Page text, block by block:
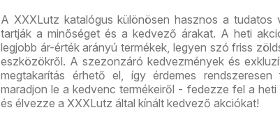
A XXXLutz katalógus különösen hasznos a tudatos
tartják a minőséget és a kedvező árakat. A heti
legjobb ár-érték arányú termékek, legyen szó friss
eszközökről. A szezonzáró kedvezmények és
megtakarítás érhető el, így érdemes
maradjon le a kedvenc termékeiről - fedezze fel a
és élvezze a XXXLutz által kínált kedvező akciókat!